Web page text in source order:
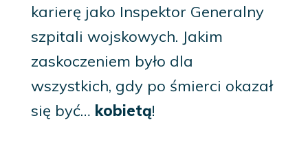
karierę jako Inspektor Generalny
szpitali wojskowych. Jakim
zaskoczeniem było dla
wszystkich, gdy po śmierci okazał
się być… kobietą!